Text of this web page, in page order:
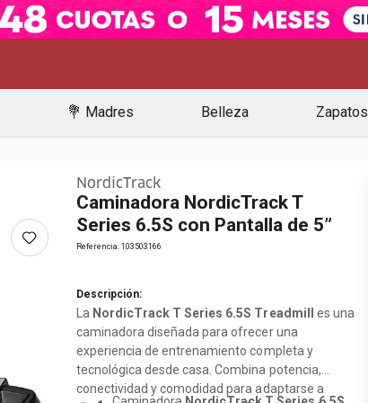
💐 Madres Belleza Zapatos
NordicTrack
Caminadora NordicTrack T
Series 6.5S con Pantalla de 5”
Referencia: 103503166
Descripción:
La NordicTrack T Series 6.5S Treadmill
es una
caminadora diseñada para ofrecer una
experiencia de entrenamiento completa y
tecnológica desde casa. Combina potencia,
conectividad y comodidad para adaptarse a